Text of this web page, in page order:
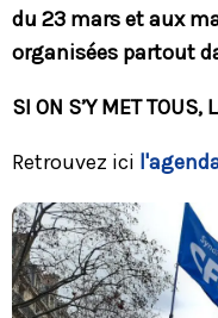
du 23 mars et aux
organisées partout
SI ON S’Y MET TOUS,
Retrouvez ici